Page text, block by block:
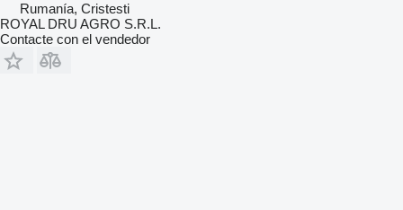
Rumanía, Cristesti
ROYAL DRU AGRO S.R.L.
Contacte con el vendedor